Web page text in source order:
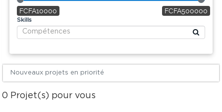
FCFA10000 FCFA500000
Skills
Nouveaux projets en priorité
0 Projet(s) pour vous